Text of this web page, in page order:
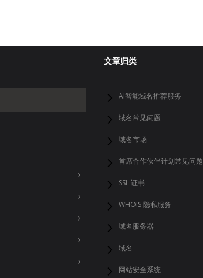
文章归类
AI智能域名推荐服务
域名常见问题
域名市场
首席合作伙伴计划常见问题
SSL 证书
WHOIS 隐私服务
域名服务器
域名
网站安全系统